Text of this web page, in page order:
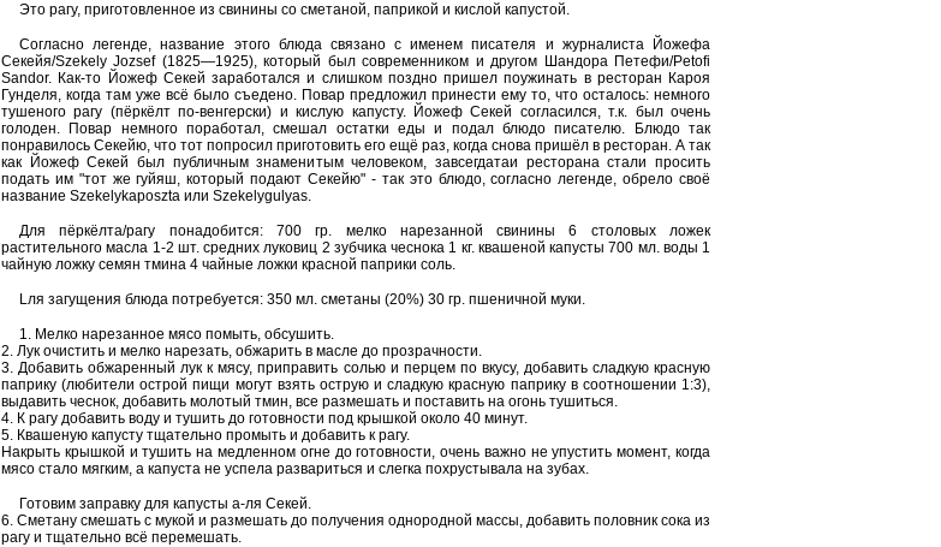
Это рагу, приготовленное из свинины со сметаной, паприкой и кислой капустой.
Согласно легенде, название этого блюда связано с именем писателя и журналиста Йожефа
Секейя/Szekely Jozsef (1825—1925), который был современником и другом Шандора Петефи/Petofi
Sandor. Как-то Йожеф Секей заработался и слишком поздно пришел поужинать в ресторан Кароя
Гунделя, когда там уже всё было съедено. Повар предложил принести ему то, что осталось: немного
тушеного рагу (пёркёлт по-венгерски) и кислую капусту. Йожеф Секей согласился, т.к. был очень
голоден. Повар немного поработал, смешал остатки еды и подал блюдо писателю. Блюдо так
понравилось Секейю, что тот попросил приготовить его ещё раз, когда снова пришёл в ресторан. А так
как Йожеф Секей был публичным знаменитым человеком, завсегдатаи ресторана стали просить
подать им "тот же гуйяш, который подают Секейю" - так это блюдо, согласно легенде, обрело своё
название Szekelykaposzta или Szekelygulyas.
Для пёркёлта/рагу понадобится: 700 гр. мелко нарезанной свинины 6 столовых ложек
растительного масла 1-2 шт. средних луковиц 2 зубчика чеснока 1 кг. квашеной капусты 700 мл. воды 1
чайную ложку семян тмина 4 чайные ложки красной паприки соль.
Lля загущения блюда потребуется: 350 мл. сметаны (20%) 30 гр. пшеничной муки.
1. Мелко нарезанное мясо помыть, обсушить.
2. Лук очистить и мелко нарезать, обжарить в масле до прозрачности.
3. Добавить обжаренный лук к мясу, приправить солью и перцем по вкусу, добавить сладкую красную
паприку (любители острой пищи могут взять острую и сладкую красную паприку в соотношении 1:3),
выдавить чеснок, добавить молотый тмин, все размешать и поставить на огонь тушиться.
4. К рагу добавить воду и тушить до готовности под крышкой около 40 минут.
5. Квашеную капусту тщательно промыть и добавить к рагу.
Накрыть крышкой и тушить на медленном огне до готовности, очень важно не упустить момент, когда
мясо стало мягким, а капуста не успела развариться и слегка похрустывала на зубах.
Готовим заправку для капусты а-ля Секей.
6. Сметану смешать с мукой и размешать до получения однородной массы, добавить половник сока из
рагу и тщательно всё перемешать.